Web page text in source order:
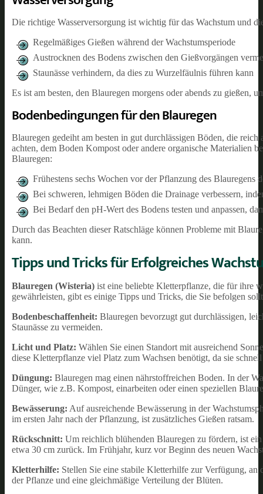
Die richtige Wasserversorgung ist wichtig für das Wachstum und
Regelmäßiges Gießen während der Wachstumsperiode
Austrocknen des Bodens zwischen den Gießvorgängen
Staunässe verhindern, da dies zu Wurzelfäulnis führen kann
Es ist am besten, den Blauregen morgens oder abends zu gießen,
Bodenbedingungen für den Blauregen
Blauregen gedeiht am besten in gut durchlässigen Böden, die
achten, dem Boden Kompost oder andere organische Materialien
Blauregen:
Frühestens sechs Wochen vor der Pflanzung des
Bei schweren, lehmigen Böden die Drainage verbessern,
Bei Bedarf den pH-Wert des Bodens testen und anpassen,
Durch das Beachten dieser Ratschläge können Probleme mit
kann.
Tipps und Tricks für Erfolgreiches
Blauregen (Wisteria) ist eine beliebte Kletterpflanze, die für ihre
gewährleisten, gibt es einige Tipps und Tricks, die Sie befolgen
Bodenbeschaffenheit: Blauregen bevorzugt gut durchlässigen,
Staunässe zu vermeiden.
Licht und Platz: Wählen Sie einen Standort mit ausreichend
diese Kletterpflanze viel Platz zum Wachsen benötigt, da sie
Düngung: Blauregen mag einen nährstoffreichen Boden. In der
Dünger, wie z.B. Kompost, einarbeiten oder einen speziellen
Bewässerung: Auf ausreichende Bewässerung in der
im ersten Jahr nach der Pflanzung, ist zusätzliches Gießen ratsam.
Rückschnitt: Um reichlich blühenden Blauregen zu fördern, ist
etwa 30 cm zurück. Im Frühjahr, kurz vor Beginn des neuen
Kletterhilfe: Stellen Sie eine stabile Kletterhilfe zur Verfügung,
der Pflanze und eine gleichmäßige Verteilung der Blüten.